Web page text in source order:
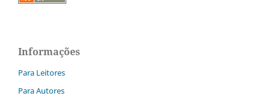
Informações
Para Leitores
Para Autores